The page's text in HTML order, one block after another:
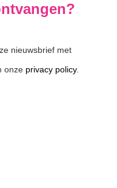
nieuwsbrief met
onze privacy policy.